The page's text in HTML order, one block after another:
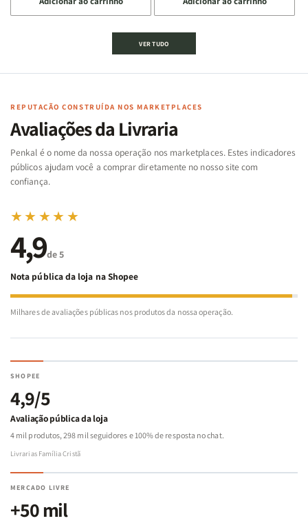
quantidade
de
Cartas
Famílias
Bíblia
-
Penkal
quantidade
de
Jogo
Cartas
Famílias
da
Bíblia
-
Penkal
quantidade
de
Jogo
|
de
quantidade
de
|
VER TUDO
REPUTAÇÃO CONSTRUÍDA NOS MARKETPLACES
Avaliações da Livraria
Penkal é o nome da nossa operação nos marketplaces. Estes indicadores
públicos ajudam você a comprar diretamente no nosso site com
confiança.
★★★★★
4,9de 5
Nota pública da loja na Shopee
Milhares de avaliações públicas nos produtos da nossa operação.
SHOPEE
4,9/5
Avaliação pública da loja
4 mil produtos, 298 mil seguidores e 100% de resposta no chat.
Livrarias Família Cristã
MERCADO LIVRE
+50 mil